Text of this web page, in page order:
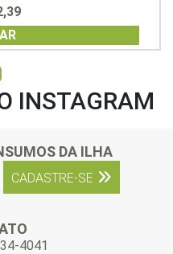
INSTAGRAM
DA ILHA
CADASTRE-SE
4041